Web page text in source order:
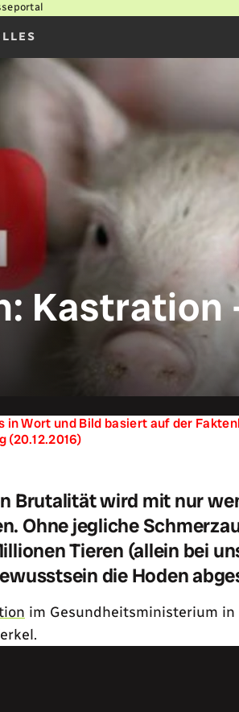
Kastration
Wort und Bild basiert auf der
Brutalität wird mit nur
Ohne jegliche
Tieren (allein bei
die Hoden
im Gesundheitsministerium in